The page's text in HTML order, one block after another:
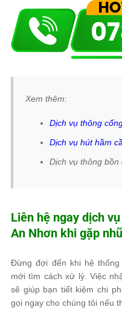
Xem thêm:
Dịch vụ thông
Dịch vụ hút hầm
Dịch vụ thông bồn
Liên hệ ngay dịch
An Nhơn khi gặp
Đừng đợi đến khi hệ thống
mới tìm cách xử lý. Việc
sẽ giúp bạn tiết kiệm chi
gọi ngay cho chúng tôi nếu